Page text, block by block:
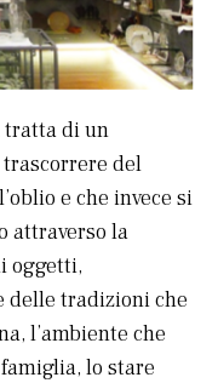
tratta di un
del
e che invece si
attraverso la
oggetti,
delle tradizioni che
l’ambiente che
lo stare